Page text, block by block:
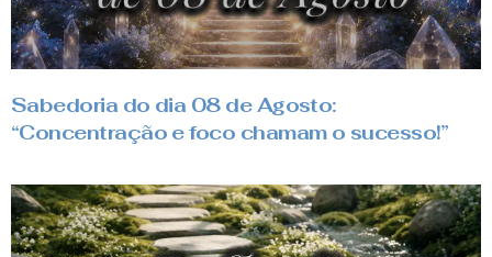
Sabedoria do dia 08 de Agosto:
“Concentração e foco chamam o sucesso!”